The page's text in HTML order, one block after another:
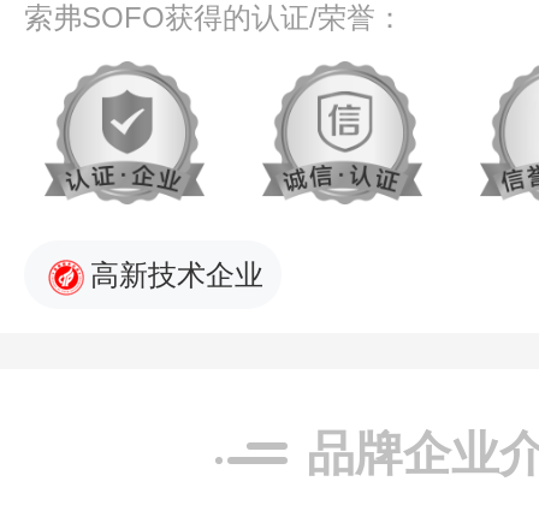
索弗SOFO获得的认证/荣誉：
高新技术企业
品牌企业